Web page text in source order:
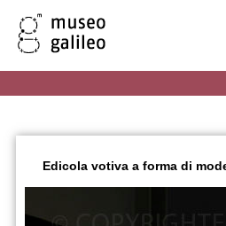
Edicola votiva a forma di